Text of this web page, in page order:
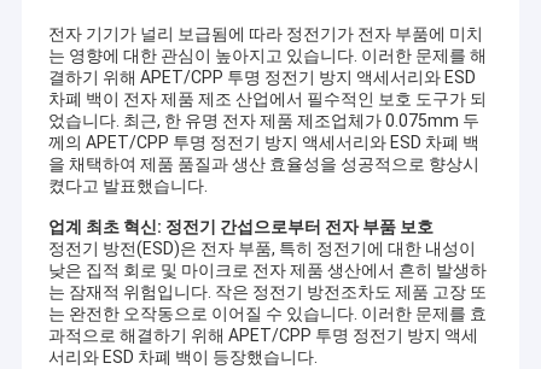
전자 기기가 널리 보급됨에 따라 정전기가 전자 부품에 미치
는 영향에 대한 관심이 높아지고 있습니다. 이러한 문제를 해
결하기 위해 APET/CPP 투명 정전기 방지 액세서리와 ESD
차폐 백이 전자 제품 제조 산업에서 필수적인 보호 도구가 되
었습니다. 최근, 한 유명 전자 제품 제조업체가 0.075mm 두
께의 APET/CPP 투명 정전기 방지 액세서리와 ESD 차폐 백
을 채택하여 제품 품질과 생산 효율성을 성공적으로 향상시
켰다고 발표했습니다.
업계 최초 혁신: 정전기 간섭으로부터 전자 부품 보호
정전기 방전(ESD)은 전자 부품, 특히 정전기에 대한 내성이
낮은 집적 회로 및 마이크로 전자 제품 생산에서 흔히 발생하
는 잠재적 위험입니다. 작은 정전기 방전조차도 제품 고장 또
는 완전한 오작동으로 이어질 수 있습니다. 이러한 문제를 효
과적으로 해결하기 위해 APET/CPP 투명 정전기 방지 액세
서리와 ESD 차폐 백이 등장했습니다.